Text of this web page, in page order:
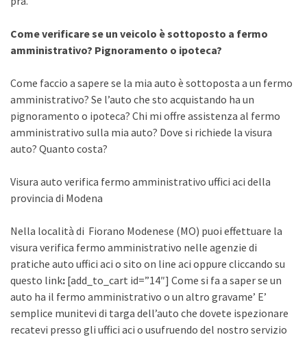
Come verificare se un veicolo è sottoposto a fermo
amministrativo? Pignoramento o ipoteca?
Come faccio a sapere se la mia auto è sottoposta a un fermo
amministrativo? Se l’auto che sto acquistando ha un
pignoramento o ipoteca? Chi mi offre assistenza al fermo
amministrativo sulla mia auto? Dove si richiede la visura
auto? Quanto costa?
Visura auto verifica fermo amministrativo uffici aci della
provincia di Modena
Nella località di Fiorano Modenese (MO) puoi effettuare la
visura verifica fermo amministrativo nelle agenzie di
pratiche auto uffici aci o sito on line aci oppure cliccando su
questo link: [add_to_cart id=”14″] Come si fa a saper se un
auto ha il fermo amministrativo o un altro gravame’ E’
semplice munitevi di targa dell’auto che dovete ispezionare
recatevi presso gli uffici aci o usufruendo del nostro servizio